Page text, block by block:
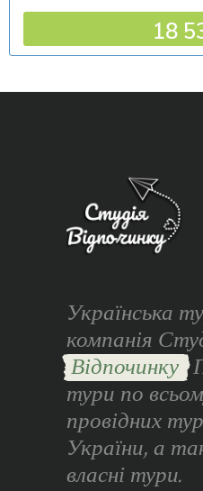
18
Українська
компанія
Відпочинку
тури по
провідних
України, а
власні тури.